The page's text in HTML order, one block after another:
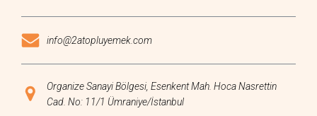
info@2atopluyemek.com
Organize Sanayi Bölgesi, Esenkent Mah. Hoca Nasrettin
Cad. No: 11/1 Ümraniye/İstanbul